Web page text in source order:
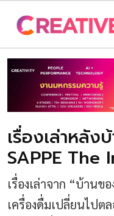
เรื่องเล่าหลั
SAPPE The
เรื่องเล่าจาก “บ้าน
เครื่องดื่มเปลี่ยนไปต